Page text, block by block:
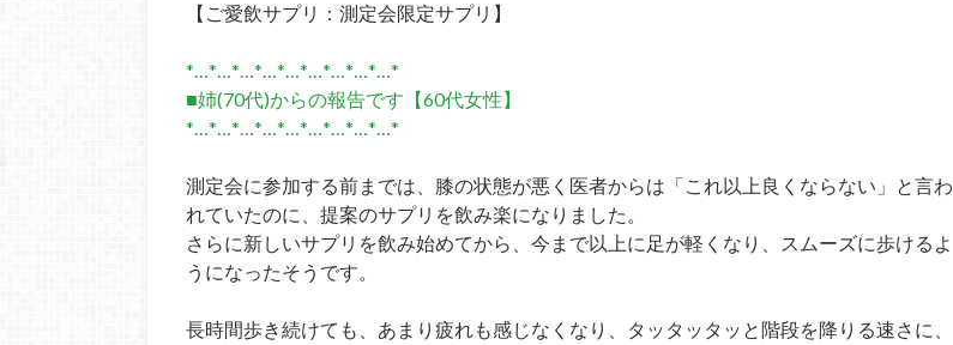
【ご愛飲サプリ：測定会限定サプリ】
*…*…*…*…*…*…*…*…*…*
■姉(70代)からの報告です【60代女性】
*…*…*…*…*…*…*…*…*…*
測定会に参加する前までは、膝の状態が悪く医者からは「これ以上良くならない」と言わ
れていたのに、提案のサプリを飲み楽になりました。
さらに新しいサプリを飲み始めてから、今まで以上に足が軽くなり、スムーズに歩けるよ
うになったそうです。
長時間歩き続けても、あまり疲れも感じなくなり、タッタッタッと階段を降りる速さに、